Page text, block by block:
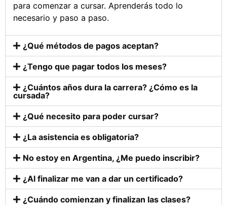
para comenzar a cursar. Aprenderás todo lo
necesario y paso a paso.
¿Qué métodos de pagos aceptan?
¿Tengo que pagar todos los meses?
¿Cuántos años dura la carrera? ¿Cómo es la
cursada?
¿Qué necesito para poder cursar?
¿La asistencia es obligatoria?
No estoy en Argentina, ¿Me puedo inscribir?
¿Al finalizar me van a dar un certificado?
¿Cuándo comienzan y finalizan las clases?